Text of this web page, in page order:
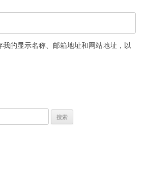
我的显示名称、邮箱地址和网站地址，以